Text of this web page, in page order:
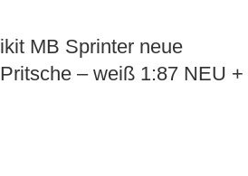
MB Sprinter neue
– weiß 1:87 NEU +